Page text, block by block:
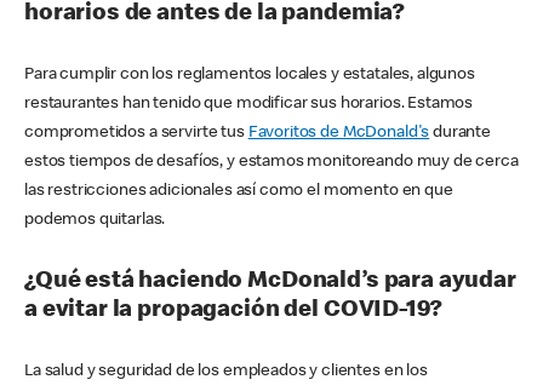
horarios de antes de la pandemia?
Para cumplir con los reglamentos locales y estatales, algunos
restaurantes han tenido que modificar sus horarios. Estamos
comprometidos a servirte tus Favoritos de McDonald's durante
estos tiempos de desafíos, y estamos monitoreando muy de cerca
las restricciones adicionales así como el momento en que
podemos quitarlas.
¿Qué está haciendo McDonald’s para ayudar
a evitar la propagación del COVID-19?
La salud y seguridad de los empleados y clientes en los